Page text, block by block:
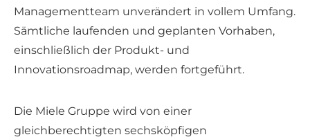
Managementteam unverändert in vollem Umfang.
Sämtliche laufenden und geplanten Vorhaben,
einschließlich der Produkt- und
Innovationsroadmap, werden fortgeführt.
Die Miele Gruppe wird von einer
gleichberechtigten sechsköpfigen